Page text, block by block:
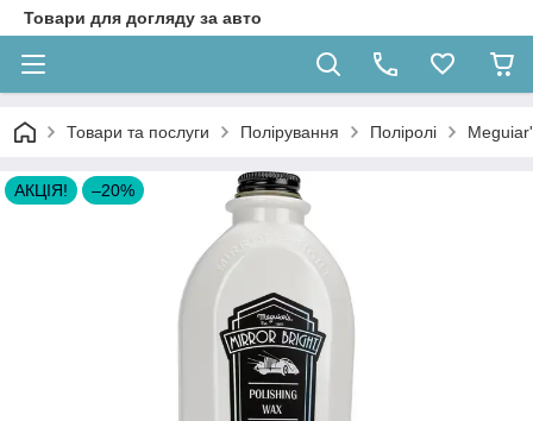
Товари для догляду за авто
Товари та послуги Полірування Поліролі
АКЦІЯ! –20%